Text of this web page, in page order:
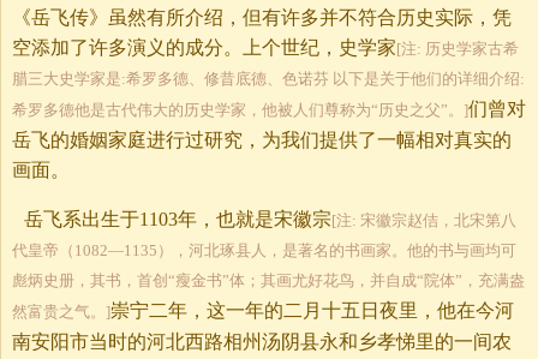
《岳飞传》虽然有所介绍，但有许多并不符合历史实际，凭
空添加了许多演义的成分。上个世纪，史学家[注: 历史学家古希
腊三大史学家是:希罗多德、修昔底德、色诺芬 以下是关于他们的详细介绍:
希罗多德他是古代伟大的历史学家，他被人们尊称为“历史之父”。]们曾对
岳飞的婚姻家庭进行过研究，为我们提供了一幅相对真实的
画面。
岳飞系出生于1103年，也就是宋徽宗[注: 宋徽宗赵佶，北宋第八
代皇帝（1082—1135），河北琢县人，是著名的书画家。他的书与画均可
彪炳史册，其书，首创“瘦金书”体；其画尤好花鸟，并自成“院体”，充满盎
然富贵之气。]崇宁二年，这一年的二月十五日夜里，他在今河
南安阳市当时的河北西路相州汤阴县永和乡孝悌里的一间农